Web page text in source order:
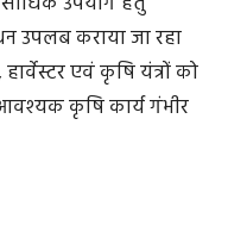
उपलब कराया जा रहा
एवं कृषि यंत्रों को
कृषि कार्य गंभीर